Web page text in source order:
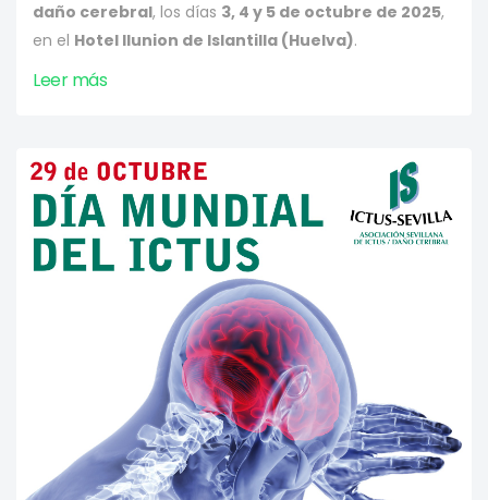
daño cerebral, los días 3, 4 y 5 de octubre de 2025,
en el Hotel Ilunion de Islantilla (Huelva).
Leer más